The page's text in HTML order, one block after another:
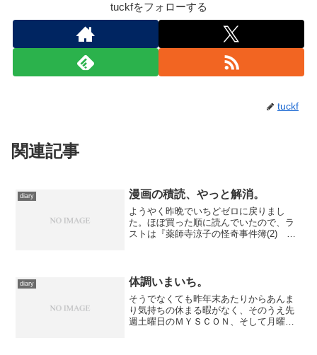
tuckfをフォローする
tuckf
関連記事
diary 漫画の積読、やっと解消。
ようやく昨晩でいちどゼロに戻りまし
た。ほぼ買った順に読んでいたので、ラ
ストは『薬師寺涼子の怪奇事件簿(2) 東
は充分出ているので原作...
diary 体調いまいち。
そうでなくても昨年末あたりからあんま
り気持ちの休まる暇がなく、そのうえ先
週土曜日のＭＹＳＣＯＮ、そして月曜日